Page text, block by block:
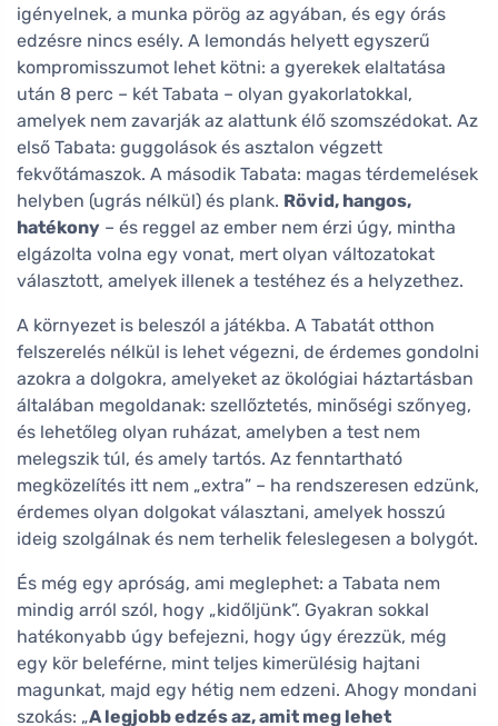
igényelnek, a munka pörög az agyában, és egy órás
edzésre nincs esély. A lemondás helyett egyszerű
kompromisszumot lehet kötni: a gyerekek elaltatása
után 8 perc – két Tabata – olyan gyakorlatokkal,
amelyek nem zavarják az alattunk élő szomszédokat. Az
első Tabata: guggolások és asztalon végzett
fekvőtámaszok. A második Tabata: magas térdemelések
helyben (ugrás nélkül) és plank. Rövid, hangos,
hatékony – és reggel az ember nem érzi úgy, mintha
elgázolta volna egy vonat, mert olyan változatokat
választott, amelyek illenek a testéhez és a helyzethez.
A környezet is beleszól a játékba. A Tabatát otthon
felszerelés nélkül is lehet végezni, de érdemes gondolni
azokra a dolgokra, amelyeket az ökológiai háztartásban
általában megoldanak: szellőztetés, minőségi szőnyeg,
és lehetőleg olyan ruházat, amelyben a test nem
melegszik túl, és amely tartós. Az fenntartható
megközelítés itt nem „extra” – ha rendszeresen edzünk,
érdemes olyan dolgokat választani, amelyek hosszú
ideig szolgálnak és nem terhelik feleslegesen a bolygót.
És még egy apróság, ami meglephet: a Tabata nem
mindig arról szól, hogy „kidőljünk”. Gyakran sokkal
hatékonyabb úgy befejezni, hogy úgy érezzük, még
egy kör beleférne, mint teljes kimerülésig hajtani
magunkat, majd egy hétig nem edzeni. Ahogy mondani
szokás: „A legjobb edzés az, amit meg lehet